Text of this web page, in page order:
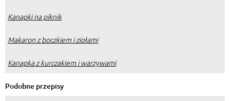
Kanapki na piknik
Makaron z boczkiem i ziołami
Kanapka z kurczakiem i warzywami
Podobne przepisy